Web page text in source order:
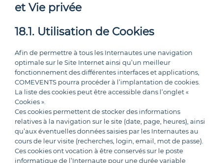
et Vie privée
18.1. Utilisation de Cookies
Afin de permettre à tous les Internautes une navigation
optimale sur le Site Internet ainsi qu’un meilleur
fonctionnement des différentes interfaces et applications,
COMEVENTS pourra procéder à l’implantation de cookies.
La liste des cookies peut être accessible dans l’onglet «
Cookies ».
Ces cookies permettent de stocker des informations
relatives à la navigation sur le site (date, page, heures), ainsi
qu’aux éventuelles données saisies par les Internautes au
cours de leur visite (recherches, login, email, mot de passe).
Ces cookies ont vocation à être conservés sur le poste
informatique de l’Internaute pour une durée variable